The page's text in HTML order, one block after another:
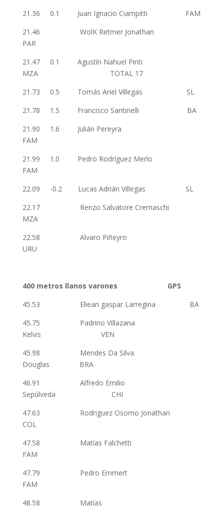
21.36 0.1 Juan Ignacio Ciampitti FAM
21.46 WolK Retmer Jonathan
PAR
21.47 0.1 Agustín Nahuel Pinti
MZA TOTAL 17
21.73 0.5 Tomás Ariel Villegas SL
21.78 1.5 Francisco Santinelli BA
21.90 1.6 Julián Pereyra
FAM
21.99 1.0 Pedro Rodríguez Merlo
FAM
22.09 -0.2 Lucas Adrián Villegas SL
22.17 Renzo Salvatore Cremaschi
MZA
22.58 Alvaro Piñeyro
URU
400 metros llanos varones GPS
45.53 Eliean gaspar Larregina BA
45.75 Padrino Villazana
Kelvis VEN
45.98 Mendes Da Silva
Douglas BRA
46.91 Alfredo Emilio
Sepúlveda CHI
47.63 Rodriguez Osorno Jonathan
COL
47.58 Matías Falchetti
FAM
47.79 Pedro Emmert
FAM
48.58 Matías